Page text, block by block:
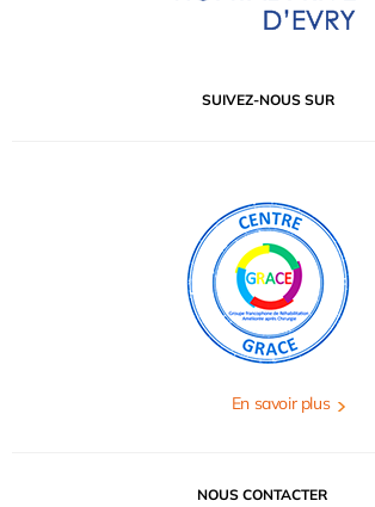
SUIVEZ-NOUS SUR
En savoir plus
NOUS CONTACTER